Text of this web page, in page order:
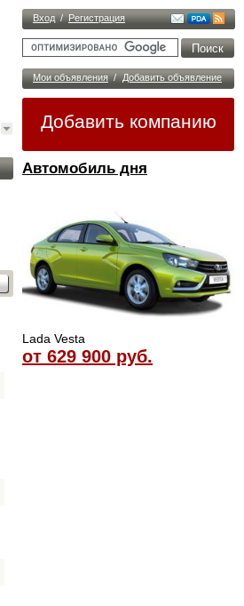
Вход / Регистрация
Мои объявления / Добавить объявление
Добавить компанию
Автомобиль дня
Lada Vesta
от 629 900 руб.